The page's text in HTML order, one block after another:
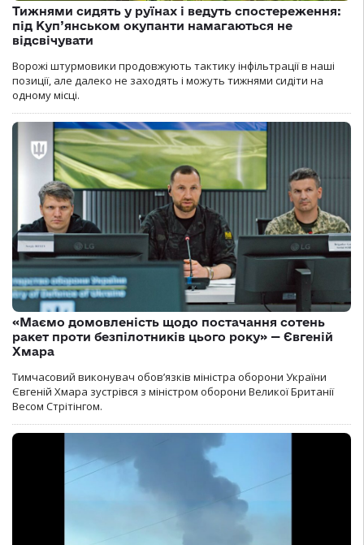
Тижнями сидять у руїнах і ведуть спостереження:
під Куп’янськом окупанти намагаються не
відсвічувати
Ворожі штурмовики продовжують тактику інфільтрації в наші
позиції, але далеко не заходять і можуть тижнями сидіти на
одному місці.
«Маємо домовленість щодо постачання сотень
ракет проти безпілотників цього року» — Євгеній
Хмара
Тимчасовий виконувач обов’язків міністра оборони України
Євгеній Хмара зустрівся з міністром оборони Великої Британії
Весом Стрітінгом.